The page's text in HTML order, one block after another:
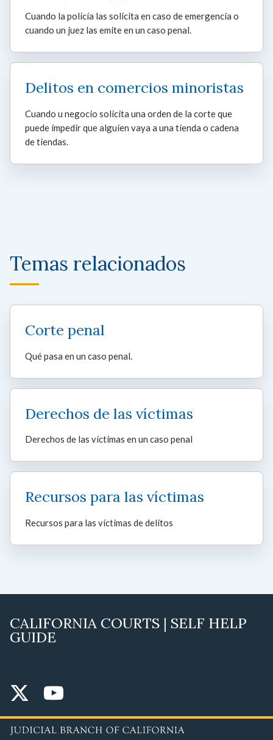
Cuando la policía las solicita en caso de emergencia o
cuando un juez las emite en un caso penal.
Delitos en comercios minoristas
Cuando u negocio solicita una orden de la corte que
puede impedir que alguien vaya a una tienda o cadena
de tiendas.
Temas relacionados
Corte penal
Qué pasa en un caso penal.
Derechos de las víctimas
Derechos de las víctimas en un caso penal
Recursos para las víctimas
Recursos para las víctimas de delitos
CALIFORNIA COURTS | SELF HELP
GUIDE